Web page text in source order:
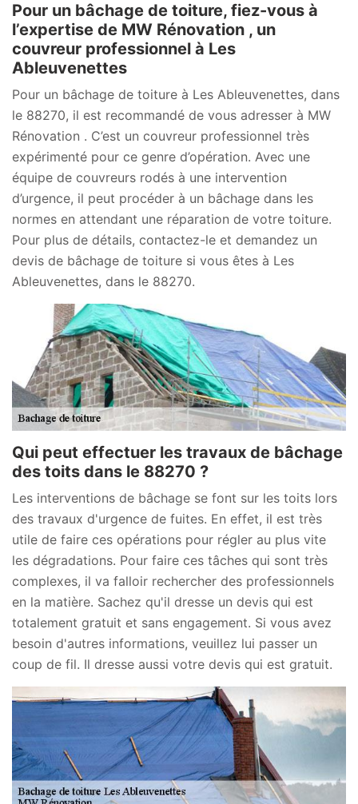
Pour un bâchage de toiture, fiez-vous à
l’expertise de MW Rénovation , un
couvreur professionnel à Les
Ableuvenettes
Pour un bâchage de toiture à Les Ableuvenettes, dans
le 88270, il est recommandé de vous adresser à MW
Rénovation . C’est un couvreur professionnel très
expérimenté pour ce genre d’opération. Avec une
équipe de couvreurs rodés à une intervention
d’urgence, il peut procéder à un bâchage dans les
normes en attendant une réparation de votre toiture.
Pour plus de détails, contactez-le et demandez un
devis de bâchage de toiture si vous êtes à Les
Ableuvenettes, dans le 88270.
Qui peut effectuer les travaux de bâchage
des toits dans le 88270 ?
Les interventions de bâchage se font sur les toits lors
des travaux d'urgence de fuites. En effet, il est très
utile de faire ces opérations pour régler au plus vite
les dégradations. Pour faire ces tâches qui sont très
complexes, il va falloir rechercher des professionnels
en la matière. Sachez qu'il dresse un devis qui est
totalement gratuit et sans engagement. Si vous avez
besoin d'autres informations, veuillez lui passer un
coup de fil. Il dresse aussi votre devis qui est gratuit.